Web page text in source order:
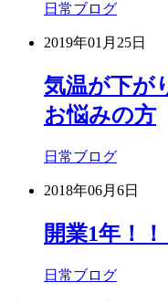
日常ブログ
2019年01月25日
気温が下が
お悩みの方
日常ブログ
2018年06月6日
開業1年！
日常ブログ